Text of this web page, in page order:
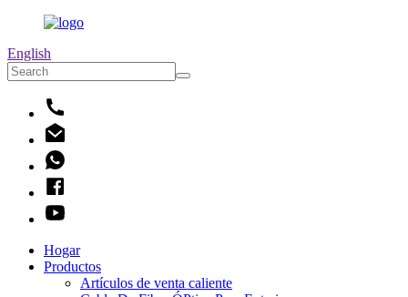
English
Hogar
Productos
Artículos de venta caliente